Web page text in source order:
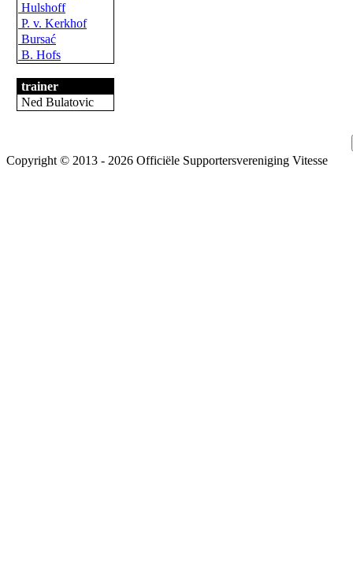
Hulshoff
P. v. Kerkhof
Bursać
B. Hofs
trainer
Ned Bulatovic
Copyright © 2013 - 2026 Officiële Supportersvereniging Vitesse